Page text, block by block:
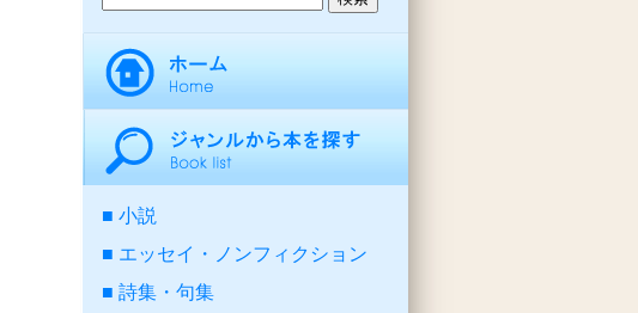
小説
エッセイ・ノンフィクション
詩集・句集